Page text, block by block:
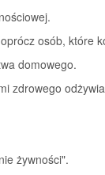
osób, które
domowego.
zdrowego
żywności".